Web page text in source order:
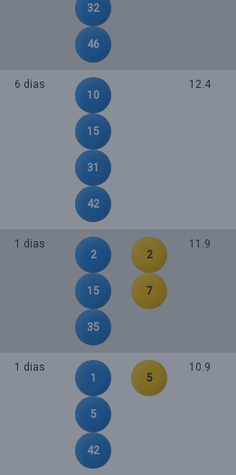
32
46
6 dias
10
15
31
42
12.4
1 dias
2
15
35
2
7
11.9
1 dias
1
5
42
5
10.9